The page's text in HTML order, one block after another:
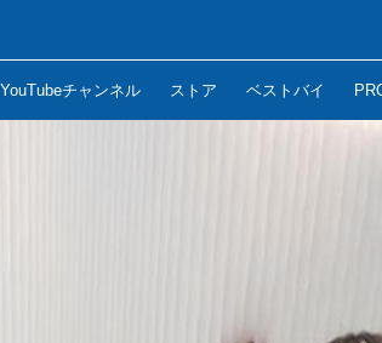
YouTubeチャンネル ストア ベストバイ